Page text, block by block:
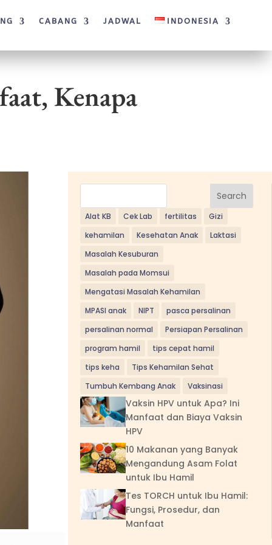
CABANG JADWAL INDONESIA
Kenapa
Search
Alat KB Cek Lab fertilitas
Gizi
kehamilan
Kesehatan Anak
Laktasi
Masalah Kesuburan
Masalah pada Momsui
Mengatasi Masalah Kehamilan
MPASI anak
NIPT
pasca persalinan
persalinan normal
Persiapan Persalinan
program hamil
tips cepat hamil
tips keha
Tips Kehamilan Sehat
Tumbuh Kembang Anak
Vaksinasi
Vaksin HPV untuk Apa? Ini
Manfaat dan Biaya Vaksin
HPV
10 Makanan yang Banyak
Mengandung Asam Folat
untuk Ibu Hamil
Tes TORCH untuk Ibu Hamil:
Fungsi, Prosedur, dan
Manfaat